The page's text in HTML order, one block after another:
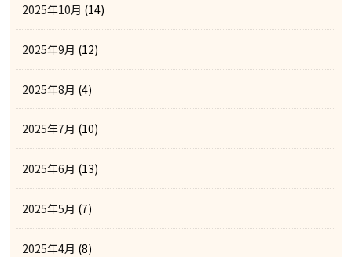
2025年10月 (14)
2025年9月 (12)
2025年8月 (4)
2025年7月 (10)
2025年6月 (13)
2025年5月 (7)
2025年4月 (8)